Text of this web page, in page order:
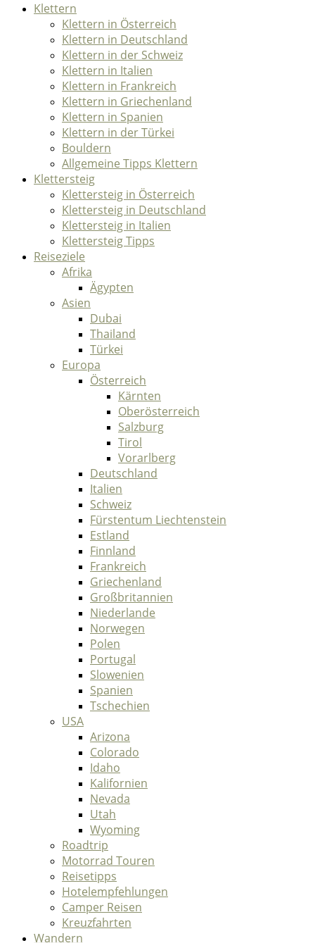
Klettern
Klettern in Österreich
Klettern in Deutschland
Klettern in der Schweiz
Klettern in Italien
Klettern in Frankreich
Klettern in Griechenland
Klettern in Spanien
Klettern in der Türkei
Bouldern
Allgemeine Tipps Klettern
Klettersteig
Klettersteig in Österreich
Klettersteig in Deutschland
Klettersteig in Italien
Klettersteig Tipps
Reiseziele
Afrika
Ägypten
Asien
Dubai
Thailand
Türkei
Europa
Österreich
Kärnten
Oberösterreich
Salzburg
Tirol
Vorarlberg
Deutschland
Italien
Schweiz
Fürstentum Liechtenstein
Estland
Finnland
Frankreich
Griechenland
Großbritannien
Niederlande
Norwegen
Polen
Portugal
Slowenien
Spanien
Tschechien
USA
Arizona
Colorado
Idaho
Kalifornien
Nevada
Utah
Wyoming
Roadtrip
Motorrad Touren
Reisetipps
Hotelempfehlungen
Camper Reisen
Kreuzfahrten
Wandern